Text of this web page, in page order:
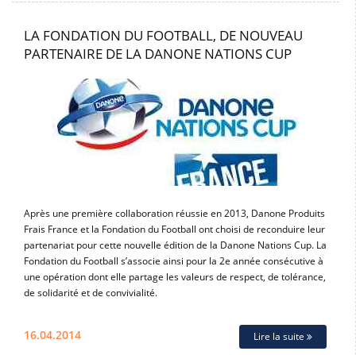
LA FONDATION DU FOOTBALL, DE NOUVEAU
PARTENAIRE DE LA DANONE NATIONS CUP
Après une première collaboration réussie en 2013, Danone Produits
Frais France et la Fondation du Football ont choisi de reconduire leur
partenariat pour cette nouvelle édition de la Danone Nations Cup. La
Fondation du Football s’associe ainsi pour la 2e année consécutive à
une opération dont elle partage les valeurs de respect, de tolérance,
de solidarité et de convivialité.
16.04.2014 Lire la suite